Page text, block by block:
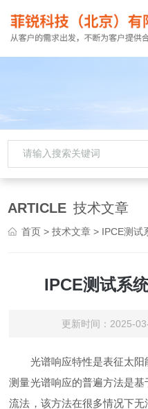
ARTICLE 技术文章
首页 >技术文章 > IPCE测试
IPCE测试系
更新时间：2025-
光谱响应特性是表征太阳
测量光谱响应的普遍方法是
流法，该方法在很多情况下